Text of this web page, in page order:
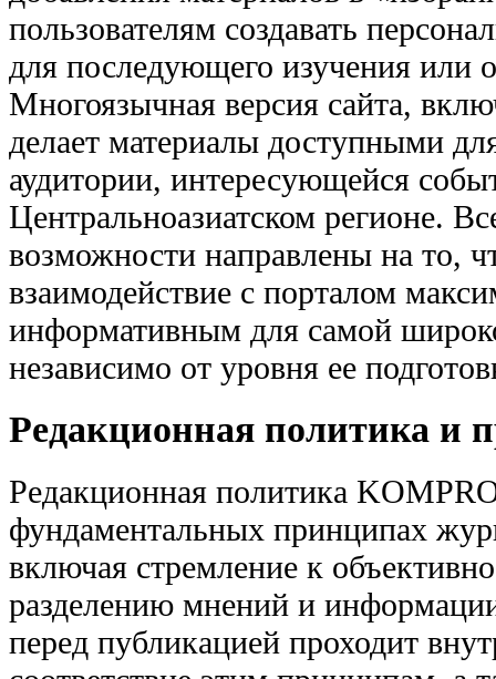
пользователям создавать
для последующего изучения или
Многоязычная версия сайта,
делает материалы доступными
аудитории, интересующейся
Центральноазиатском регионе.
возможности направлены на то,
взаимодействие с порталом
информативным для самой
независимо от уровня ее
Редакционная политика и
Редакционная политика
фундаментальных принципах
включая стремление к
разделению мнений и
перед публикацией проходит